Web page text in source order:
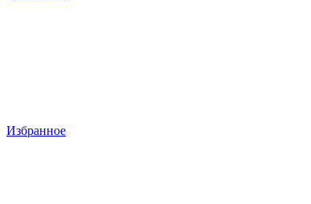
Избранное